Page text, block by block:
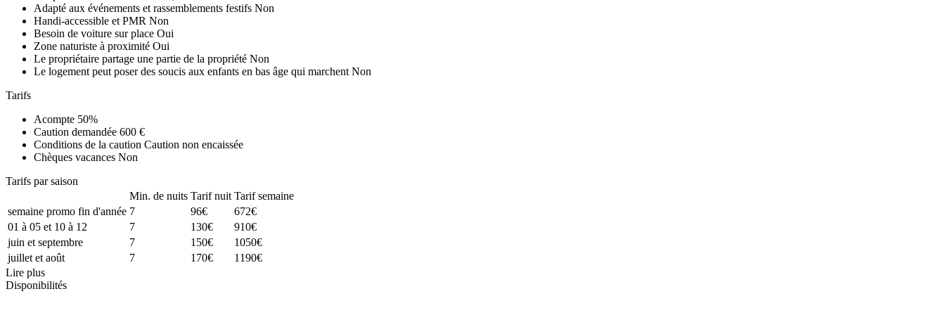
Adapté aux événements et rassemblements festifs Non
Handi-accessible et PMR Non
Besoin de voiture sur place Oui
Zone naturiste à proximité Oui
Le propriétaire partage une partie de la propriété Non
Le logement peut poser des soucis aux enfants en bas âge qui marchent Non
Tarifs
Acompte 50%
Caution demandée 600 €
Conditions de la caution Caution non encaissée
Chèques vacances Non
Tarifs par saison
Min. de nuits Tarif nuit Tarif semaine
semaine promo fin d'année 7 96€
672€
01 à 05 et 10 à 12
7 130€
910€
juin et septembre
7 150€
1050€
juillet et août
7 170€
1190€
Lire plus
Disponibilités